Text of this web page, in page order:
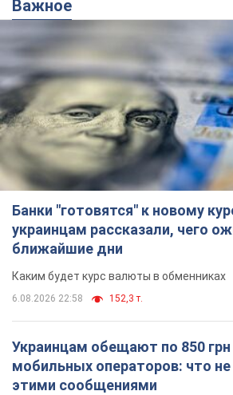
Важное
Банки "готовятся" к новому
украинцам рассказали, чего
ближайшие дни
Каким будет курс валюты в обменниках
6.08.2026 22:58 152,3 т.
Украинцам обещают по 850 грн
мобильных операторов: что не
этими сообщениями